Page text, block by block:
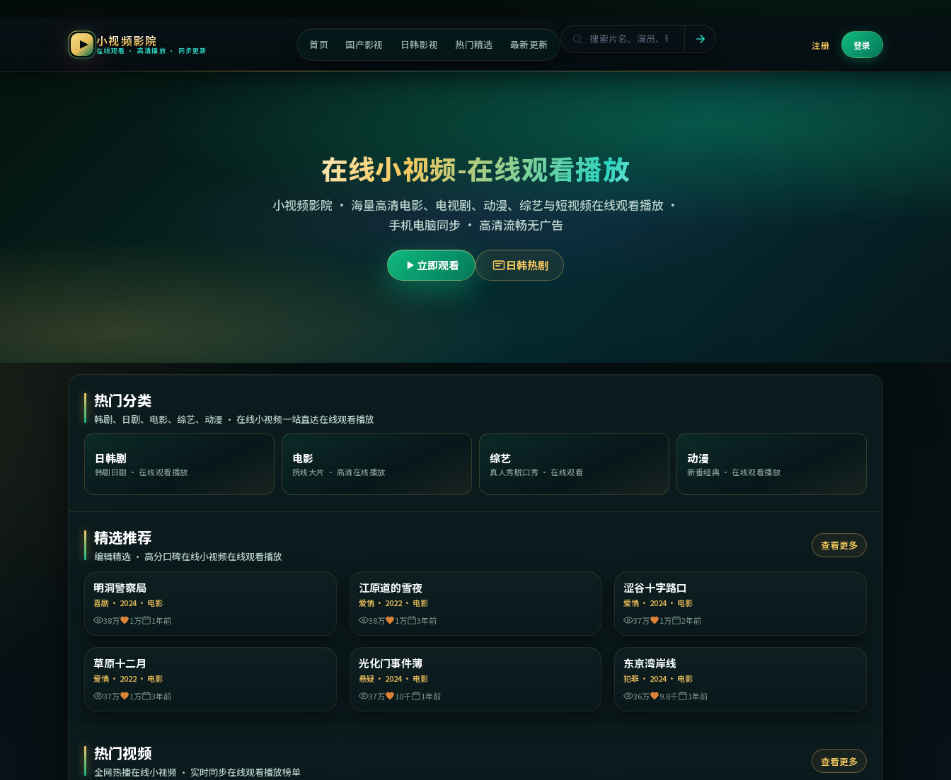
小视频影院
在线观看 · 高清播放 · 同步更新 首页 国产影视 日韩影视 热门精选 最新更新 注册 登录
在线小视频-在线观看播放
小视频影院 · 海量高清电影、电视剧、动漫、综艺与短视频在线观看播放 ·
手机电脑同步 · 高清流畅无广告
立即观看 日韩热剧
热门分类
韩剧、日剧、电影、综艺、动漫 · 在线小视频一站直达在线观看播放
日韩剧
韩剧日剧 · 在线观看播放
电影
院线大片 · 高清在线播放
综艺
真人秀脱口秀 · 在线观看
动漫
新番经典 · 在线观看播放
精选推荐
编辑精选 · 高分口碑在线小视频在线观看播放
查看更多
精选
明洞警察局
喜剧 · 2024· 电影
38万
1万 1年前
精选
江原道的雪夜
爱情· 2022· 电影
38万
1万 3年前
精选
1:37:34
涩谷十字路口
爱情 · 2024· 电影
37万
1万 2年前
精选
草原十二月
爱情· 2022· 电影
37万
1万 3年前
精选
光化门事件薄
悬疑· 2024· 电影
37万
10千 1年前
精选
东京湾岸线
犯罪 · 2024· 电影
36万
9.8千 1年前
热门视频
全网热播在线小视频 · 实时同步在线观看播放榜单
查看更多
1:52:26 1:45:20